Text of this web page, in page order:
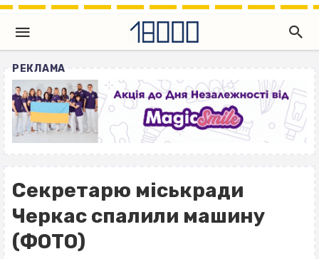
РЕКЛАМА
Секретарю міськради
Черкас спалили машину
(ФОТО)